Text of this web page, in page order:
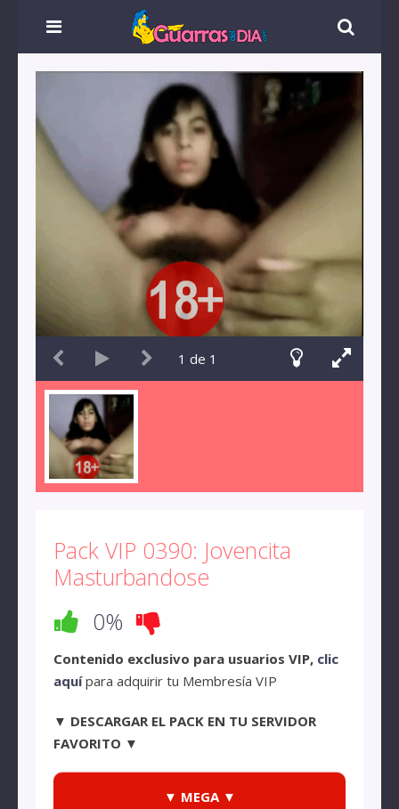
1 de 1
Pack VIP 0390: Jovencita
Masturbandose
0%
Contenido exclusivo para usuarios VIP, clic
aquípara adquirir tu Membresía VIP
▼ DESCARGAR EL PACK EN TU SERVIDOR
FAVORITO ▼
▼ MEGA ▼